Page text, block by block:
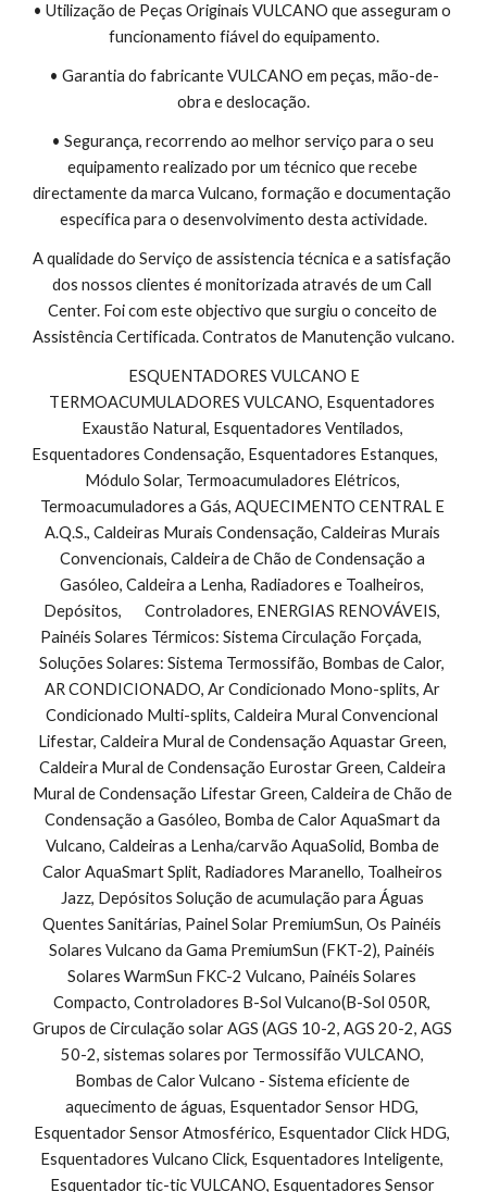
• Utilização de Peças Originais VULCANO que asseguram o
funcionamento fiável do equipamento.
• Garantia do fabricante VULCANO em peças, mão-de-
obra e deslocação.
• Segurança, recorrendo ao melhor serviço para o seu
equipamento realizado por um técnico que recebe
directamente da marca Vulcano, formação e documentação
específica para o desenvolvimento desta actividade.
A qualidade do Serviço de assistencia técnica e a satisfação
dos nossos clientes é monitorizada através de um Call
Center. Foi com este objectivo que surgiu o conceito de
Assistência Certificada. Contratos de Manutenção vulcano.
TERMOACUMULADORES VULCANO, Esquentadores
Exaustão Natural, Esquentadores Ventilados,
Esquentadores Condensação, Esquentadores Estanques,
Módulo Solar, Termoacumuladores Elétricos,
Termoacumuladores a Gás, AQUECIMENTO CENTRAL E
A.Q.S., Caldeiras Murais Condensação, Caldeiras Murais
Convencionais, Caldeira de Chão de Condensação a
Gasóleo, Caldeira a Lenha, Radiadores e Toalheiros,
Depósitos,       Controladores, ENERGIAS RENOVÁVEIS,
Painéis Solares Térmicos: Sistema Circulação Forçada,
Soluções Solares: Sistema Termossifão, Bombas de Calor,
AR CONDICIONADO, Ar Condicionado Mono-splits, Ar
Condicionado Multi-splits, Caldeira Mural Convencional
Lifestar, Caldeira Mural de Condensação Aquastar Green,
Caldeira Mural de Condensação Eurostar Green, Caldeira
Mural de Condensação Lifestar Green, Caldeira de Chão de
Condensação a Gasóleo, Bomba de Calor AquaSmart da
Vulcano, Caldeiras a Lenha/carvão AquaSolid, Bomba de
Calor AquaSmart Split, Radiadores Maranello, Toalheiros
Jazz, Depósitos Solução de acumulação para Águas
Quentes Sanitárias, Painel Solar PremiumSun, Os Painéis
Solares Vulcano da Gama PremiumSun (FKT-2), Painéis
Solares WarmSun FKC-2 Vulcano, Painéis Solares
Compacto, Controladores B-Sol Vulcano(B-Sol 050R,
Grupos de Circulação solar AGS (AGS 10-2, AGS 20-2, AGS
50-2, sistemas solares por Termossifão VULCANO,
Bombas de Calor Vulcano - Sistema eficiente de
aquecimento de águas, Esquentador Sensor HDG,
Esquentador Sensor Atmosférico, Esquentador Click HDG,
Esquentadores Vulcano Click, Esquentadores Inteligente,
Esquentador tic-tic VULCANO, Esquentadores Sensor